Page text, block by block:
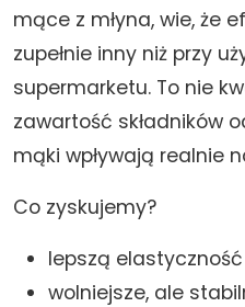
mące z młyna, wie, że
zupełnie inny niż przy
supermarketu. To nie
zawartość składników
mąki wpływają realnie
Co zyskujemy?
lepszą
wolniejsze, ale